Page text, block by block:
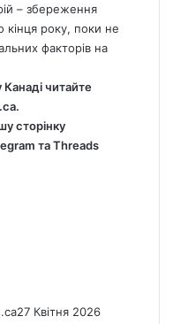
– збереження
року, поки не
факторів на
Канаді читайте
.
сторінку
таThreads
27 Квітня 2026